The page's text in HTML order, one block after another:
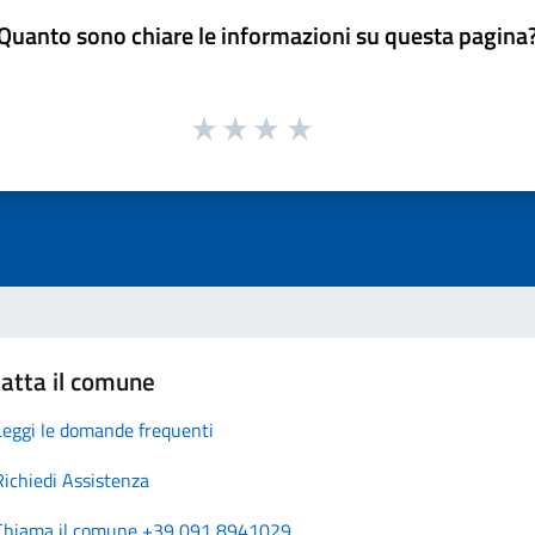
sono chiare le informazioni su questa
il comune
le domande frequenti
Assistenza